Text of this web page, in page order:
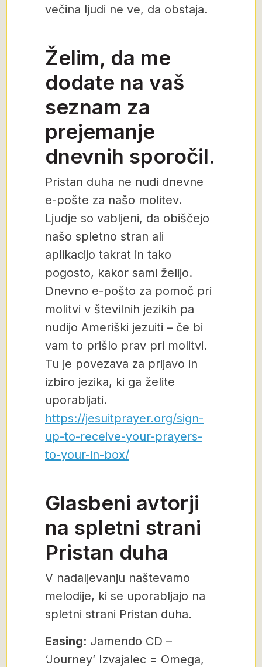
večina ljudi ne ve, da obstaja.
Želim, da me
dodate na vaš
seznam za
prejemanje
dnevnih sporočil.
Pristan duha ne nudi dnevne
e-pošte za našo molitev.
Ljudje so vabljeni, da obiščejo
našo spletno stran ali
aplikacijo takrat in tako
pogosto, kakor sami želijo.
Dnevno e-pošto za pomoč pri
molitvi v številnih jezikih pa
nudijo Ameriški jezuiti – če bi
vam to prišlo prav pri molitvi.
Tu je povezava za prijavo in
izbiro jezika, ki ga želite
uporabljati.
https://jesuitprayer.org/sign-
up-to-receive-your-prayers-
to-your-in-box/
Glasbeni avtorji
na spletni strani
Pristan duha
V nadaljevanju naštevamo
melodije, ki se uporabljajo na
spletni strani Pristan duha.
Easing: Jamendo CD –
‘Journey’ Izvajalec = Omega,